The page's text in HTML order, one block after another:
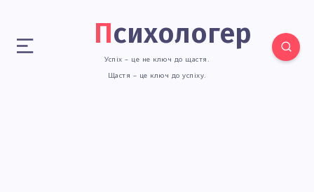
Психологер
Успіх – це не ключ до щастя.
Щастя – це ключ до успіху.